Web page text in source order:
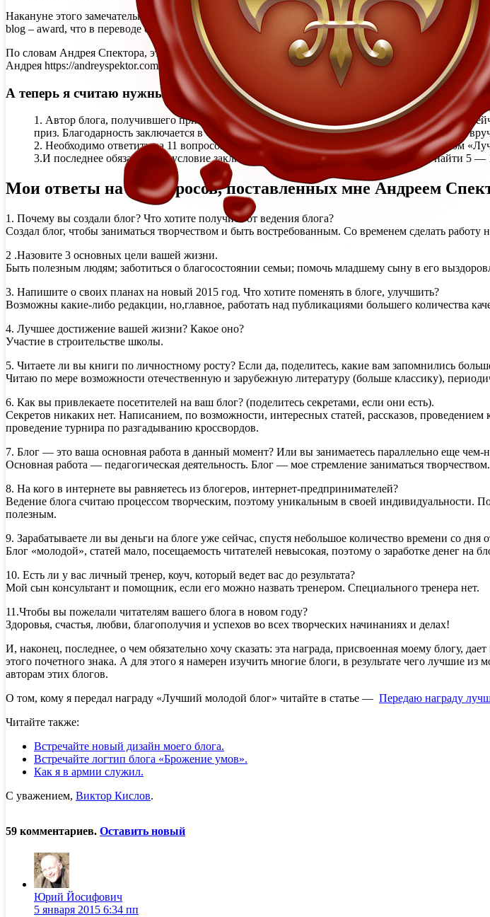
Накануне этого замечательного праздника, совершенно неожиданно для меня, мой блог
blog – award, что в переводе означает «Лучший молодой блог». Спасибо, Андрей, за такую
По словам Андрея Спектора, это эстафетный приз зарубежного блогинга — конкурса, который
Андрея https://andreyspektor.com/ получил эту «эстафетную палочку» от Лилии и Дениса Зотовых,
А теперь я считаю нужным рассказать Вам, в чем заключается суть этого
1. Автор блога, получившего приз, должен написать статью аналогичную той, которую я
приз. Благодарность заключается в ОТКРЫТОЙ ссылке (смотрите выше) на блог автора,
2. Необходимо ответить на 11 вопросов автора, который наградил Вас почетным призом
3.И последнее обязательное условие заключается в том, что теперь мне предстоит найти
Мои ответы на 11 вопросов, поставленных мне Андреем
1. Почему вы создали блог? Что хотите получить от ведения блога?
Создал блог, чтобы заниматься творчеством и быть востребованным. Со временем сделать работу
2 .Назовите 3 основных цели вашей жизни.
Быть полезным людям; заботиться о благосостоянии семьи; помочь младшему сыну в его
3. Напишите о своих планах на новый 2015 год. Что хотите поменять в блоге, улучшить?
Возможны какие-либо редакции, но,главное, работать над публикациями большего количества
4. Лучшее достижение вашей жизни? Какое оно?
Участие в строительстве школы.
5. Читаете ли вы книги по личностному росту? Если да, поделитесь, какие вам запомнились
Читаю по мере возможности отечественную и зарубежную литературу (больше классику),
6. Как вы привлекаете посетителей на ваш блог? (поделитесь секретами, если они есть).
Секретов никаких нет. Написанием, по возможности, интересных статей, рассказов,
проведение турнира по разгадыванию кроссвордов.
7. Блог — это ваша основная работа в данный момент? Или вы занимаетесь параллельно еще чем-
Основная работа — педагогическая деятельность. Блог — мое стремление заниматься творчеством.
8. На кого в интернете вы равняетесь из блогеров, интернет-предпринимателей?
Ведение блога считаю процессом творческим, поэтому уникальным в своей индивидуальности.
полезным.
9. Зарабатываете ли вы деньги на блоге уже сейчас, спустя небольшое количество времени со дня
Блог «молодой», статей мало, посещаемость читателей невысокая, поэтому о заработке денег на
10. Есть ли у вас личный тренер, коуч, который ведет вас до результата?
Мой сын консультант и помощник, если его можно назвать тренером. Специального тренера нет.
11.Чтобы вы пожелали читателям вашего блога в новом году?
Здоровья, счастья, любви, благополучия и успехов во всех творческих начинаниях и делах!
И, наконец, последнее, о чем обязательно хочу сказать: эта награда, присвоенная моему блогу,
этого почетного знака. А для этого я намерен изучить многие блоги, в результате чего лучшие
авторам этих блогов.
О том, кому я передал награду «Лучший молодой блог» читайте в статье — Передаю награду
Читайте также:
Встречайте новый дизайн моего блога.
Встречайте логтип блога «Брожение умов».
Как я в армии служил.
С уважением, Виктор Кислов.
59 комментариев. Оставить новый
Юрий Йосифович
5 января 2015 6:34 пп